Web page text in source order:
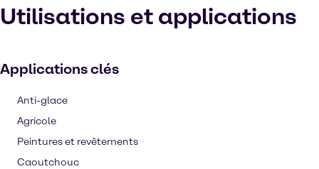
Utilisations et applications
Applications clés
Anti-glace
Agricole
Peintures et revêtements
Caoutchouc